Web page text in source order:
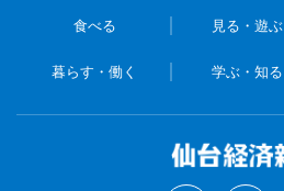
食べる 見る・遊ぶ
暮らす・働く 学ぶ・知る